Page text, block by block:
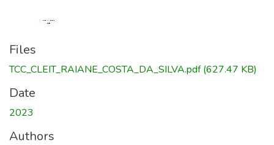
Files
TCC_CLEIT_RAIANE_COSTA_DA_SILVA.pdf(627.47 KB)
Date
2023
Authors